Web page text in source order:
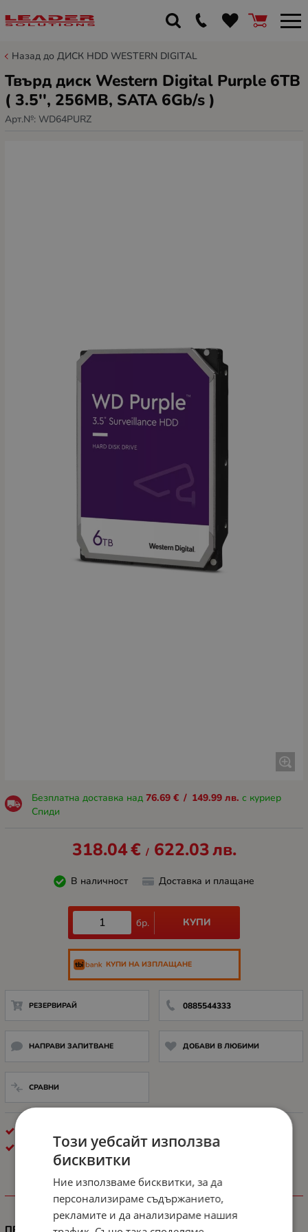
Назад до ДИСК HDD WESTERN DIGITAL
Твърд диск Western Digital Purple 6TB
( 3.5'', 256MB, SATA 6Gb/s )
Арт.№: WD64PURZ
Безплатна доставка над 76.69 € / 149.99 лв. с куриер
Спиди
318.04€ / 622.03лв.
В наличност Доставка и плащане
бр. КУПИ
КУПИ НА ИЗПЛАЩАНЕ
РЕЗЕРВИРАЙ 0885544333
НАПРАВИ ЗАПИТВАНЕ ДОБАВИ В ЛЮБИМИ
СРАВНИ
WESTERN DIGITAL
ХАРАКТЕРИСТИКИ
Този уебсайт използва
бисквитки
Ние използваме бисквитки, за да
персонализираме съдържанието,
рекламите и да анализираме нашия